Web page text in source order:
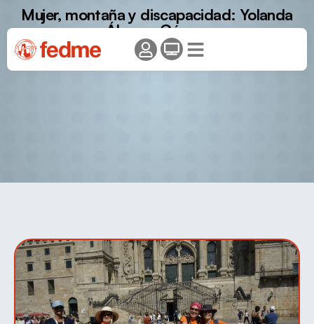
Mujer, montaña y discapacidad: Yolanda
Álvarez Gómez